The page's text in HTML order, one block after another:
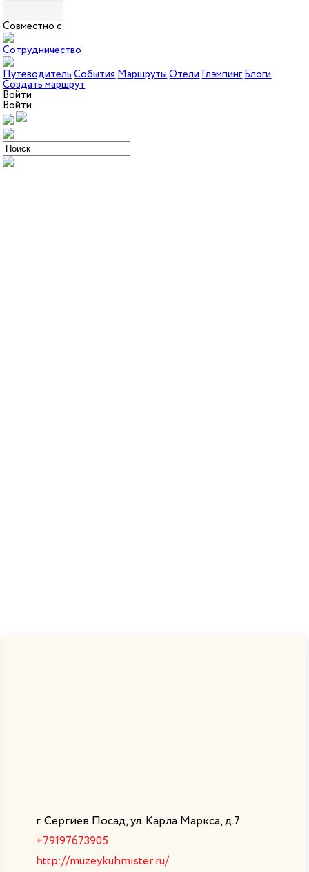
Совместно с
Сотрудничество
ПутеводительСобытияМаршрутыОтелиГлэмпингБлоги
Создать маршрут
Войти
Войти
г. Сергиев Посад, ул. Карла Маркса, д.7
+79197673905
http://muzeykuhmister.ru/